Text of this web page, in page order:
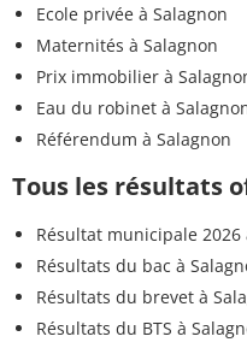
Ecole privée à Salagnon
Maternités à Salagnon
Prix immobilier à
Eau du robinet à
Référendum à Salagnon
Tous les résultats
Résultat municipale 2026
Résultats du bac à
Résultats du brevet à
Résultats du BTS à